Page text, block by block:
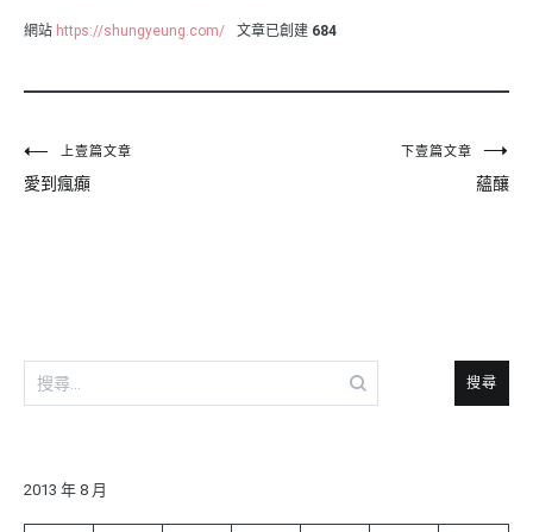
網站 https://shungyeung.com/ 文章已創建 684
文
章
上壹篇文章
愛到瘋癲
下壹篇文章
蘊釀
搜
尋
字:
2013 年 8 月